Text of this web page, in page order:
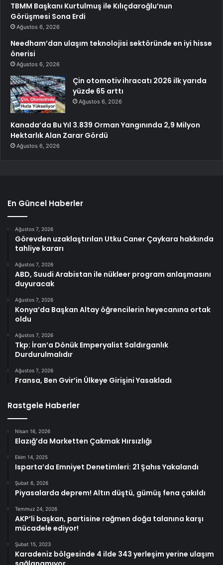
TBMM Başkanı Kurtulmuş ile Kılıçdaroğlu’nun
Görüşmesi Sona Erdi
Ağustos 6, 2026
Needham’dan ulaşım teknolojisi sektöründe en iyi hisse
önerisi
Ağustos 6, 2026
Çin otomotiv ihracatı 2026 ilk yarıda
yüzde 65 arttı
Ağustos 6, 2026
Kanada’da Bu Yıl 3.839 Orman Yangınında 2,9 Milyon
Hektarlık Alan Zarar Gördü
Ağustos 6, 2026
En Güncel Haberler
Ağustos 7, 2026
Görevden uzaklaştırılan Utku Caner Çaykara hakkında
tahliye kararı
Ağustos 7, 2026
ABD, Suudi Arabistan ile nükleer program anlaşmasını
duyuracak
Ağustos 7, 2026
Konya’da Başkan Altay öğrencilerin heyecanına ortak
oldu
Ağustos 7, 2026
Tkp: İran’a Dönük Emperyalist Saldırganlık
Durdurulmalıdır
Ağustos 7, 2026
Fransa, Ben Gvir’in Ülkeye Girişini Yasakladı
Rastgele Haberler
Nisan 16, 2026
Elazığ’da Marketten Çakmak Hırsızlığı
Ekim 14, 2025
Isparta’da Emniyet Denetimleri: 21 Şahıs Yakalandı
Şubat 6, 2026
Piyasalarda deprem! Altın düştü, gümüş fena çakıldı
Temmuz 24, 2026
AKP’li başkan, partisine rağmen doğa talanına karşı
mücadele ediyor!
Şubat 15, 2023
Karadeniz bölgesinde 4 ilde 343 yerleşim yerine ulaşım